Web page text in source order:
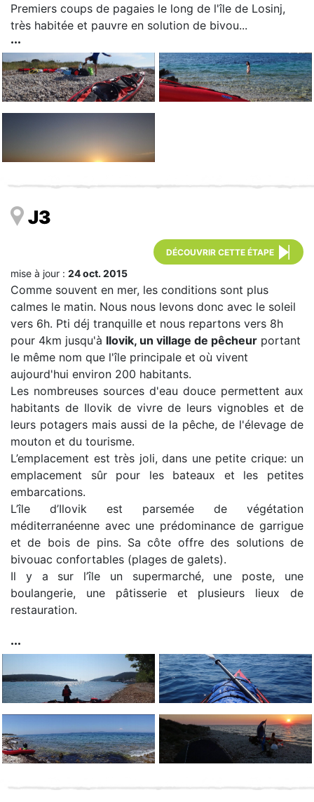
Premiers coups de pagaies le long de l'île de Losinj,
très habitée et pauvre en solution de bivou...
J3
DÉCOUVRIR CETTE ÉTAPE
mise à jour : 24 oct. 2015
Comme souvent en mer, les conditions sont plus
calmes le matin. Nous nous levons donc avec le soleil
vers 6h. Pti déj tranquille et nous repartons vers 8h
pour 4km jusqu'à Ilovik, un village de pêcheur portant
le même nom que l'île principale et où vivent
aujourd'hui environ 200 habitants.
Les nombreuses sources d'eau douce permettent aux
habitants de Ilovik de vivre de leurs vignobles et de
leurs potagers mais aussi de la pêche, de l'élevage de
mouton et du tourisme.
L’emplacement est très joli, dans une petite crique: un
emplacement sûr pour les bateaux et les petites
embarcations.
L’île d’Ilovik est parsemée de végétation
méditerranéenne avec une prédominance de garrigue
et de bois de pins. Sa côte offre des solutions de
bivouac confortables (plages de galets).
Il y a sur l’île un supermarché, une poste, une
boulangerie, une pâtisserie et plusieurs lieux de
restauration.